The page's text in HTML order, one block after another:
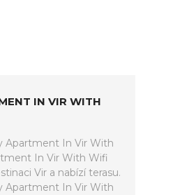
IN VIR WITH
Apartment In Vir With
In Vir With Wifi
Vir a nabízí terasu.
Apartment In Vir With